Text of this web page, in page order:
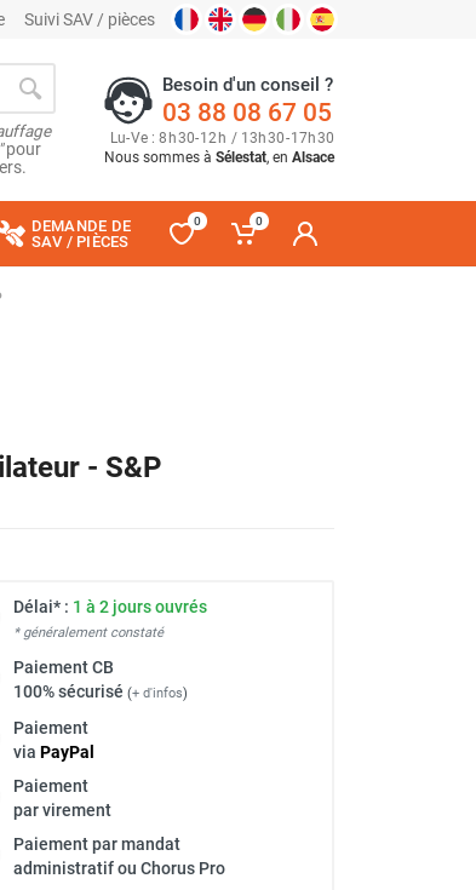
Suivi SAV / pièces
pour
Besoin d'un conseil ?
03 88 08 67 05
Lu-Ve : 8h30-12h / 13h30-17h30
Nous sommes à Sélestat, en Alsace
DEMANDE DE
SAV / PIÈCES
0 0
- S&P
Délai* : 1 à 2 jours ouvrés
* généralement constaté
PaiementCB
100% sécurisé (+ d'infos)
Paiement
via PayPal
Paiement
par virement
Paiement par mandat
administratif ou Chorus Pro